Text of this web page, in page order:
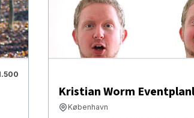
Kristian Worm
København